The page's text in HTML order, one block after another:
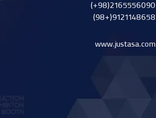
2165556090(98+)
9121148658(+98)
www.justasa.com